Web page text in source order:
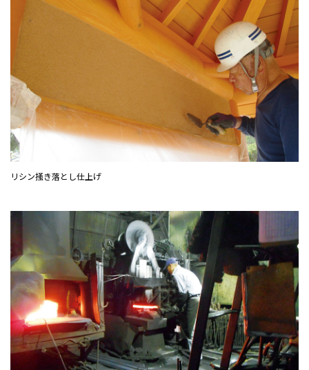
リシン掻き落とし仕上げ